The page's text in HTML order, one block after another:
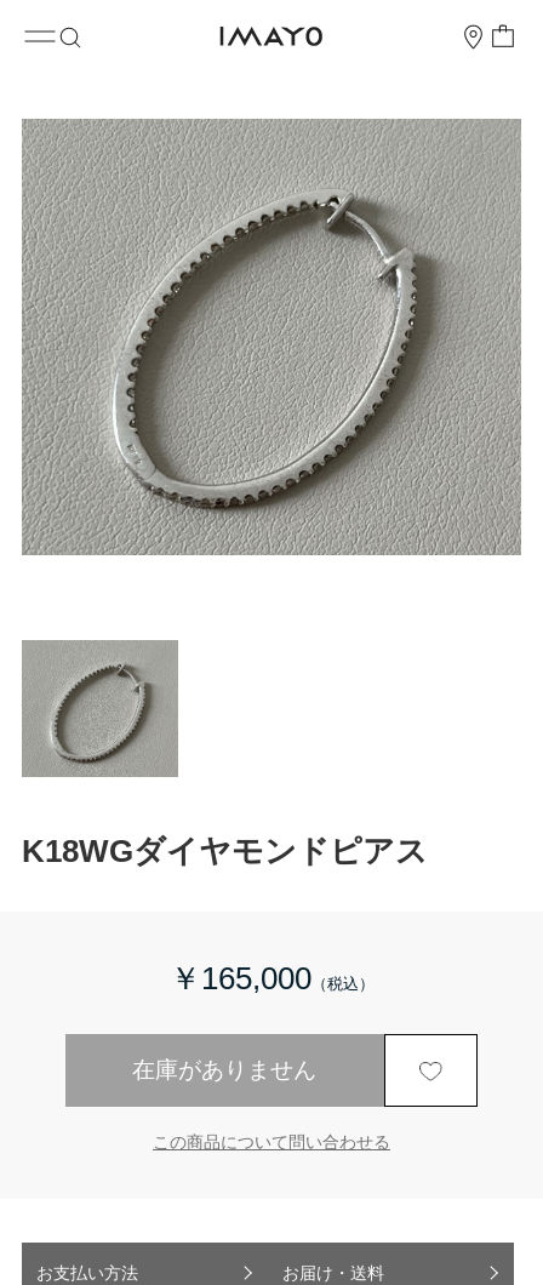
K18WGダイヤモンドピアス
￥165,000
在庫がありません
この商品について問い合わせる
お支払い方法 お届け・送料